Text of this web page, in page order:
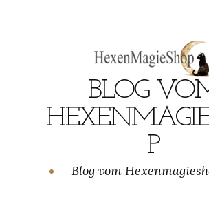
BLOG
P
Blog vom